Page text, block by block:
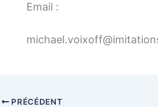
Email :
PRÉCÉDENT